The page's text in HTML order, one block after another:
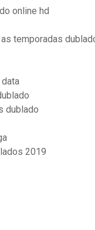
online hd
temporadas
dublado
2019